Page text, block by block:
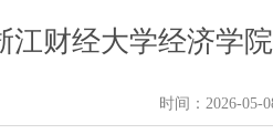
江财经大学经济学
时间：2026-05-